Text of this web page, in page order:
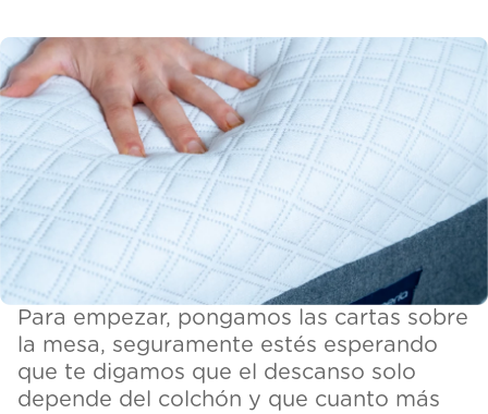
Para empezar, pongamos las cartas sobre
la mesa, seguramente estés esperando
que te digamos que el descanso solo
depende del colchón y que cuanto más